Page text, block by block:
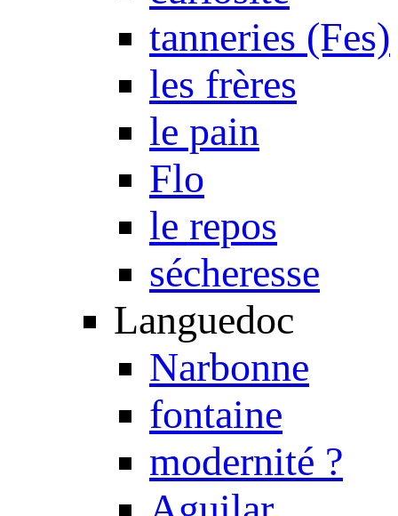
tanneries (Fes)
les frères
le pain
Flo
le repos
sécheresse
Languedoc
Narbonne
fontaine
modernité ?